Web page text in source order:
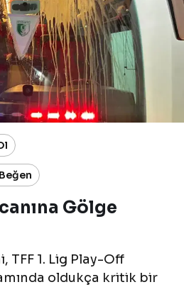
Beğen
Gölge
TFF 1. Lig Play-Off
oldukça kritik bir